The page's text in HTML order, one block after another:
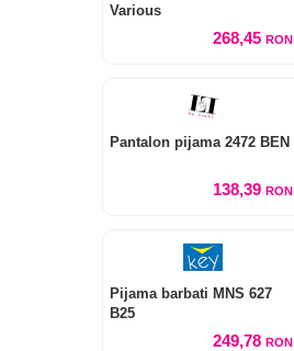
Various
268,45 RON
Pantalon pijama 2472 BEN
138,39 RON
Pijama barbati MNS 627
B25
249,78 RON